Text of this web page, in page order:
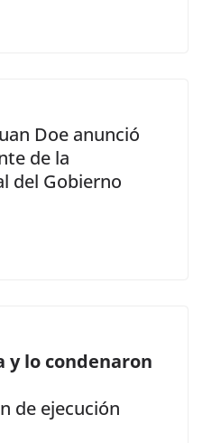
Doe anunció
de la
del Gobierno
y lo condenaron
de ejecución